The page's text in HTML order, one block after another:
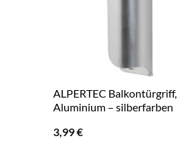
ALPERTEC Balkontürgriff,
Aluminium – silberfarben
3,99€